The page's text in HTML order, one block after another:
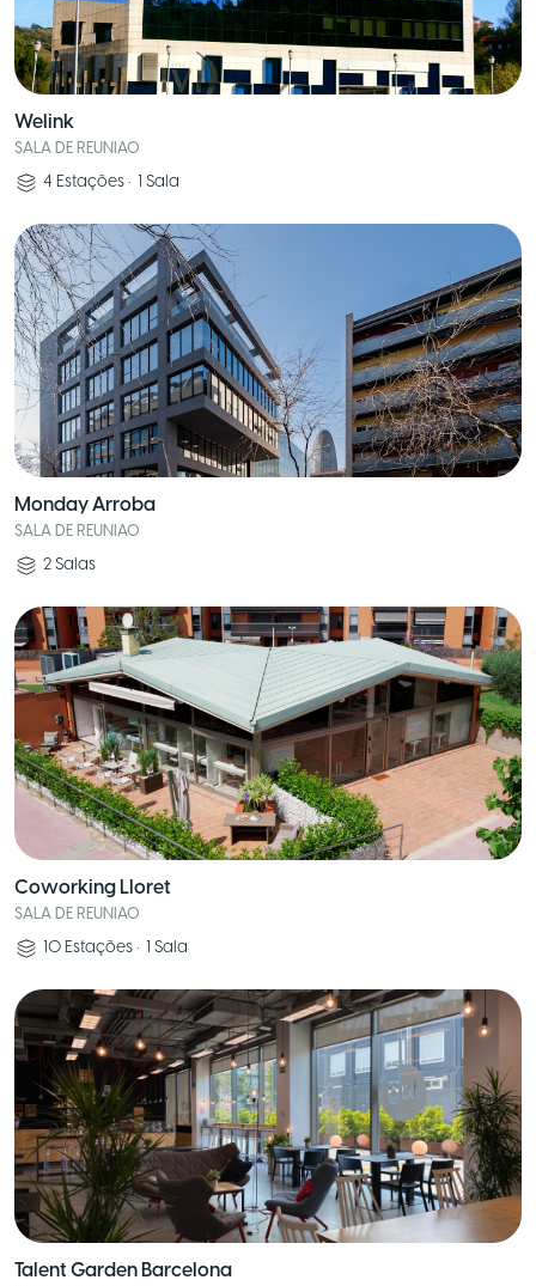
Welink
SALA DE REUNIAO
4 Estações • 1 Sala
Monday Arroba
SALA DE REUNIAO
2 Salas
Coworking Lloret
SALA DE REUNIAO
10 Estações • 1 Sala
Talent Garden Barcelona